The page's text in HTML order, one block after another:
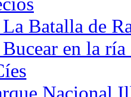
La Batalla de
Bucear en la